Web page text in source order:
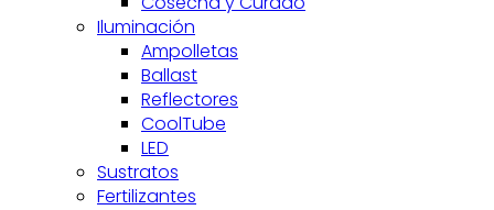
Iluminación
Ampolletas
Ballast
Reflectores
CoolTube
LED
Sustratos
Fertilizantes